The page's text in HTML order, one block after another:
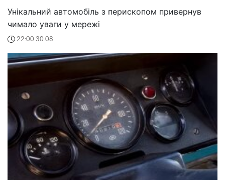
Унікальний автомобіль з перископом привернув
чимало уваги у мережі
22:00 30.08